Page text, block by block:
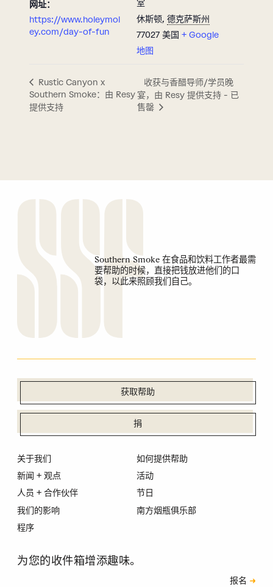
网址：
https://www.holeymol
ey.com/day-of-fun
室
休斯顿, 德克萨斯州
77027 美国 + Google
地图
Rustic Canyon x
Southern Smoke：由 Resy
提供支持
收获与香醋导师/学员晚
宴，由 Resy 提供支持 - 已
售罄
Southern Smoke 在食品和饮料工作者最需
要帮助的时候，直接把钱放进他们的口
袋，以此来照顾我们自己。
获取帮助
捐
关于我们
新闻 + 观点
人员 + 合作伙伴
我们的影响
程序
如何提供帮助
活动
节日
南方烟瓶俱乐部
为您的收件箱增添趣味。
报名